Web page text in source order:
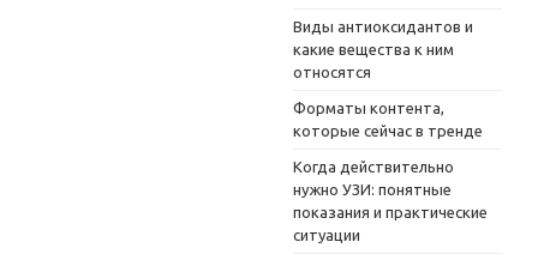
Виды антиоксидантов и
какие вещества к ним
относятся
Форматы контента,
которые сейчас в тренде
Когда действительно
нужно УЗИ: понятные
показания и практические
ситуации